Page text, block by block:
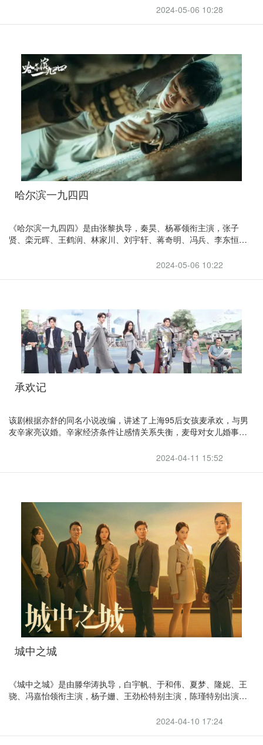
在对爱情与事业的追求中不断寻求着平衡;四人之间的关系因为潇潇
业能力出色,却始终不敢面对与年轻活力的徐嘉琳之间的感情;为人浪
漫的咖啡厅老板路正与妻子郭晟芸结婚多年,看似美好的婚姻里,却也
有不为人知的苦恼。他们在经历了事业与
2024-05-06 10:28
哈尔滨一九四四
《哈尔滨一九四四》是由张黎执导，秦昊、杨幂领衔主演，张子
贤、栾元晖、王鹤润、林家川、刘宇轩、蒋奇明、冯兵、李东恒主
2024-05-06 10:22
承欢记
该剧根据亦舒的同名小说改编，讲述了上海95后女孩麦承欢，与男
友辛家亮议婚。辛家经济条件让感情关系失衡，麦母对女儿婚事过
爱中挣脱，走出了一条独属于自己的成长之路故事2024-04-11 15:52
城中之城
《城中之城》是由滕华涛执导，白宇帆、于和伟、夏梦、隆妮、王
骁、冯嘉怡领衔主演，杨子姗、王劲松特别主演，陈瑾特别出演，
2024-04-10 17:24